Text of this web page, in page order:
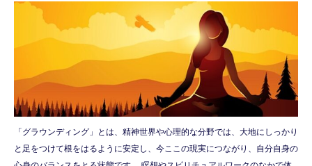
「グラウンディング」とは、精神世界や心理的な分野では、大地にしっかり
と足をつけて根をはるように安定し、今ここの現実につながり、自分自身の